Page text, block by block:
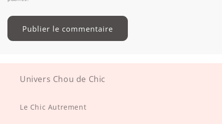
Univers Chou de Chic
Le Chic Autrement